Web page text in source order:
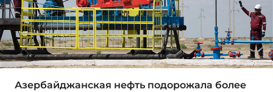
Азербайджанская нефть подорожала более